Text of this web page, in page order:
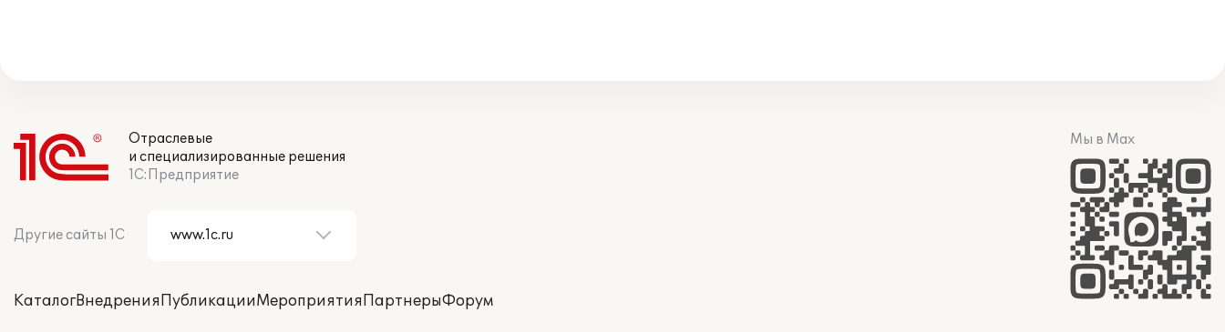
Отраслевые
и специализированные решения
1С:Предприятие
Другие сайты 1С
КаталогВнедренияПубликацииМероприятияПартнерыФорум
Мы в Max